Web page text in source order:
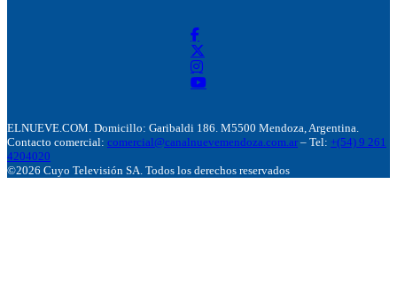
ELNUEVE.COM. Domicillo: Garibaldi 186. M5500 Mendoza, Argentina.
Contacto comercial: comercial@canalnuevemendoza.com.ar – Tel: +(54) 9 261
4204020
©2026 Cuyo Televisión SA. Todos los derechos reservados